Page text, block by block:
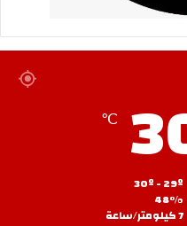
℃
48%
7 كيلومتر/ساعة